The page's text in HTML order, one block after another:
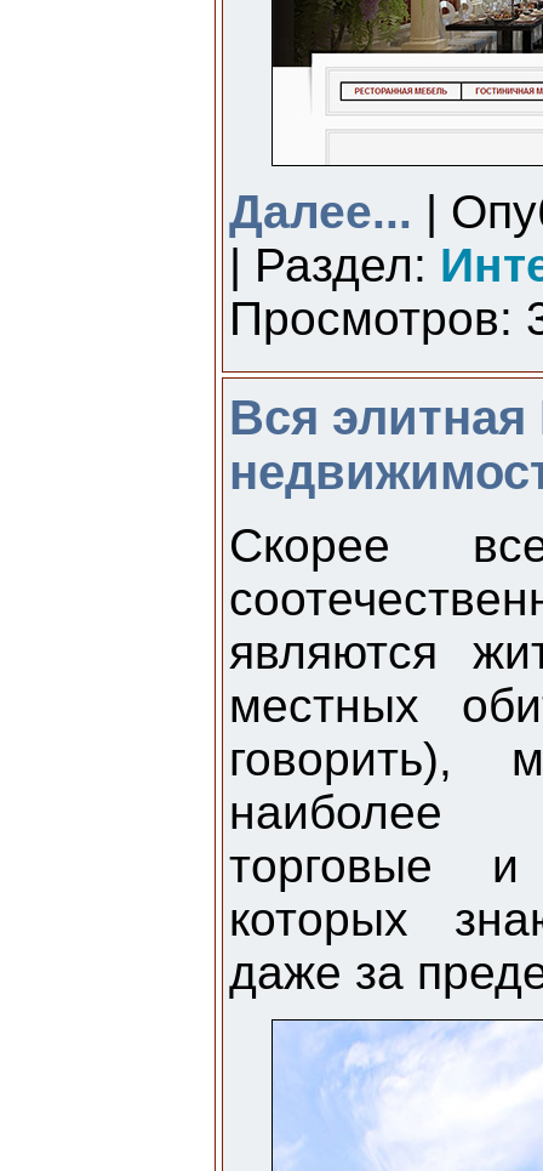
Далее... |
| Раздел:
Просмотров:
Вся элитная
Скорее
являются
местных
говорить),
наиболее
торговые
которых
даже за